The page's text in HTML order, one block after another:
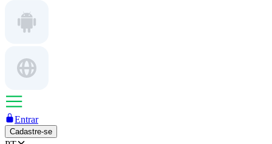
Entrar
Cadastre-se